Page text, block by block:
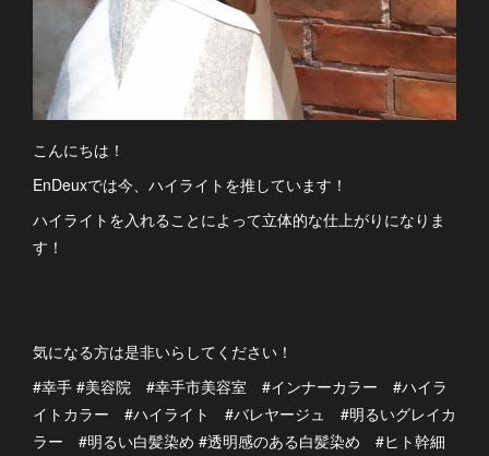
こんにちは！
EnDeuxでは今、ハイライトを推しています！
ハイライトを入れることによって立体的な仕上がりになりま
す！
気になる方は是非いらしてください！
#幸手 #美容院 #幸手市美容室 #インナーカラー #ハイラ
イトカラー #ハイライト #バレヤージュ #明るいグレイカ
ラー #明るい白髪染め #透明感のある白髪染め #ヒト幹細